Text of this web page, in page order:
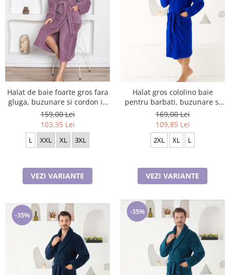
Halat de baie foarte gros fara
gluga, buzunare si cordon in
talie, COD 9005
159,00 Lei
103,35 Lei
L XXL XL 3XL
VEZI VARIANTE
Halat gros cololino baie
pentru barbati, buzunare si
cordon in talie, albastru
169,00 Lei
109,85 Lei
2XL XL L
VEZI VARIANTE
-35% -35%